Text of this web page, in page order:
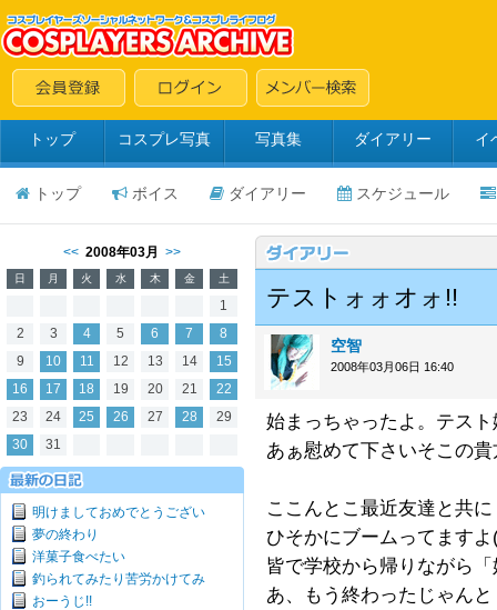
トップ コスプレ写真 写真集 ダイアリー イ
トップ ボイス ダイアリー スケジュール
<< 2008年03月 >>
日 月 火 水 木 金 土
1
2
3 4 5 6 7
8
9
10 11 12 13 14
15
16
17 18 19 20 21
22
23
24 25 26 27 28
29
30
31
明けましておめでとうござい
夢の終わり
洋菓子食べたい
釣られてみたり苦労かけてみ
おーうじ!!
テストォォオォ!!
空智
2008年03月06日 16:40
始まっちゃったよ。テス
あぁ慰めて下さいそこの
ここんとこ最近友達と共
ひそかにブームってますよ
皆で学校から帰りながら
あ、もう終わったじゃん